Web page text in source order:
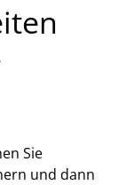
Sie
und dann